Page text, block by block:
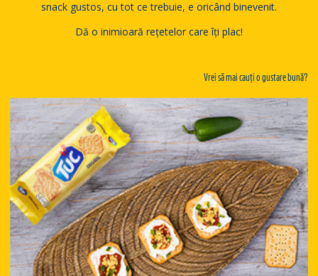
snack gustos, cu tot ce trebuie, e oricând binevenit.
Dă o inimioară rețetelor care îți plac!
Vrei să mai cauți o gustare bună?